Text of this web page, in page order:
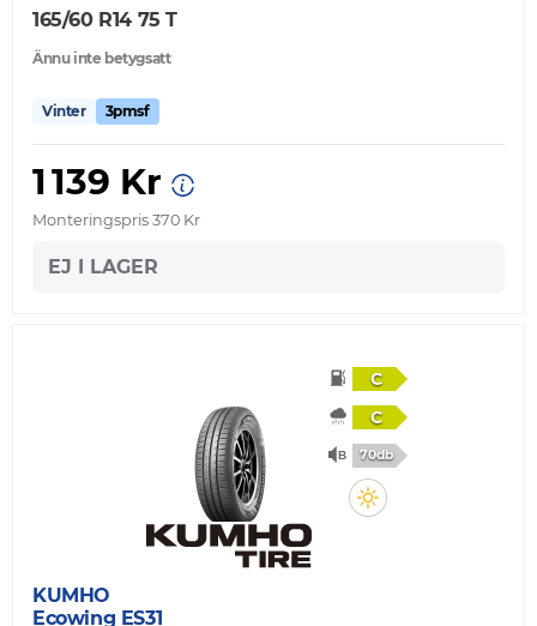
165/60 R14 75 T
Ännu inte betygsatt
Vinter 3pmsf
1 139 Kr
Monteringspris 370 Kr
EJ I LAGER
C
C
70db
KUMHO
Ecowing ES31